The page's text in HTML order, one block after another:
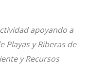
apoyando a
Playas y Riberas de
y Recursos